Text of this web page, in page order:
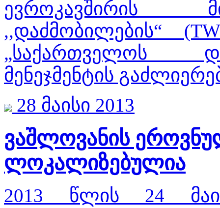
ევროკავშირის
,,დაძმობილების“
„საქართველოს
მენეჯმენტის
28 მაისი 2013
ვაშლოვანის
ლოკალიზებულია
2013 წლის 24